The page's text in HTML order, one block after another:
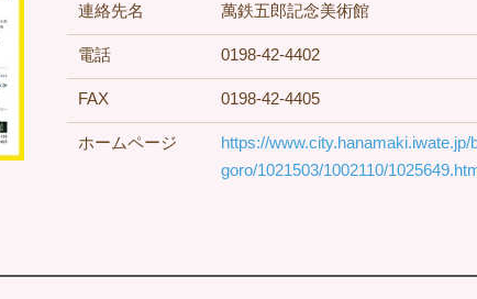
連絡先名 萬鉄五郎記念美術館
電話 0198-42-4402
FAX 0198-42-4405
ホームページ
https://
goro/1021503/1002110/